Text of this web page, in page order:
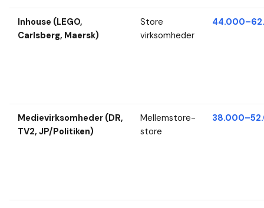
Inhouse (LEGO,
Carlsberg, Maersk)
Store
virksomheder
Medievirksomheder (DR,
TV2, JP/Politiken)
Mellemstore-
store